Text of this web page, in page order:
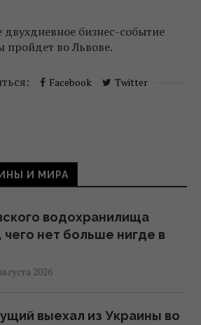
бизнес-событие
пройдет во Львове.
Facebook Twitter
И МИРА
водохранилища
чего нет больше нигде в
2026
выехал из Украины во